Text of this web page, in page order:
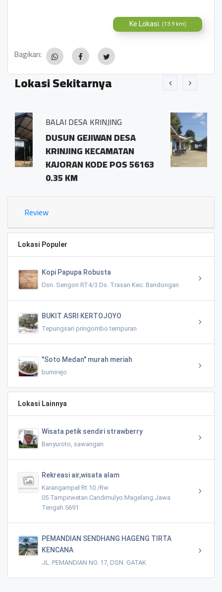
Ke Lokasi (13.9 km)
Bagikan:
Lokasi Sekitarnya
DESA
POS 56163
BALAI DESA
Sidosari Rt/Rw 01/
pringombo
magelang.56161
Review
Lokasi Populer
Kopi Papupa Robusta
Dsn. Sengon RT4/3 Ds. Trasan Kec. Bandongan
BUKIT ASRI KERTOJOYO
Tepungsari pringombo tempuran
"Soto Medan" murah meriah
bumirejo
Lokasi Lainnya
Wisata petik sendiri strawberry
Banyuroto, sawangan
Rekreasi air,wisata alam
Karangampel Rt 10 /Rw
05.Tampirwetan.Candimulyo.Magelang.Jawa
Tengah 5691
PEMANDIAN SENDHANG HAGENG TIRTA
KENCANA
JL. PEMANDIAN NO. 17, DSN. GATAK